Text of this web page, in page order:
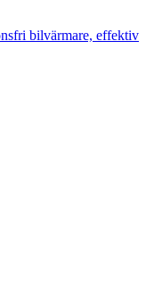
bilvärmare, effektiv